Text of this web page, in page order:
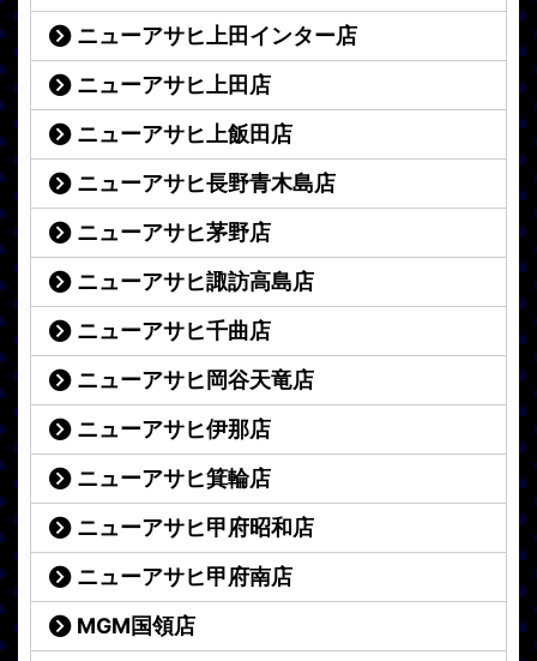
ニューアサヒ上田インター店
ニューアサヒ上田店
ニューアサヒ上飯田店
ニューアサヒ長野青木島店
ニューアサヒ茅野店
ニューアサヒ諏訪高島店
ニューアサヒ千曲店
ニューアサヒ岡谷天竜店
ニューアサヒ伊那店
ニューアサヒ箕輪店
ニューアサヒ甲府昭和店
ニューアサヒ甲府南店
MGM国領店